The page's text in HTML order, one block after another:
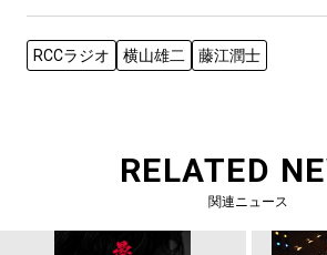
RCCラジオ 横山雄二 藤江潤士
RELATED
関連ニュース